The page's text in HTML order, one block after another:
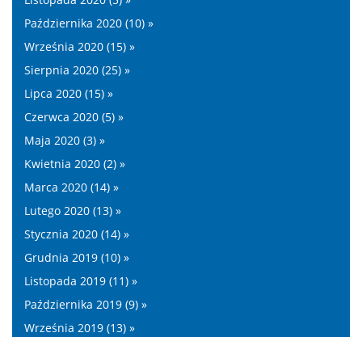
Października 2020 (10) »
Września 2020 (15) »
Sierpnia 2020 (25) »
Lipca 2020 (15) »
Czerwca 2020 (5) »
Maja 2020 (3) »
Kwietnia 2020 (2) »
Marca 2020 (14) »
Lutego 2020 (13) »
Stycznia 2020 (14) »
Grudnia 2019 (10) »
Listopada 2019 (11) »
Października 2019 (9) »
Września 2019 (13) »